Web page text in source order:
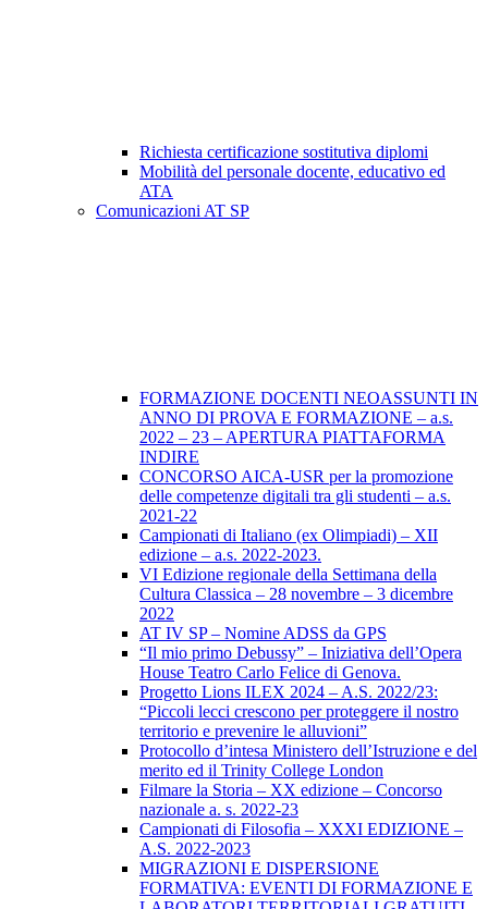
Richiesta certificazione sostitutiva diplomi
Mobilità del personale docente, educativo ed
ATA
Comunicazioni AT SP
FORMAZIONE DOCENTI NEOASSUNTI IN
ANNO DI PROVA E FORMAZIONE – a.s.
2022 – 23 – APERTURA PIATTAFORMA
INDIRE
CONCORSO AICA-USR per la promozione
delle competenze digitali tra gli studenti – a.s.
2021-22
Campionati di Italiano (ex Olimpiadi) – XII
edizione – a.s. 2022-2023.
VI Edizione regionale della Settimana della
Cultura Classica – 28 novembre – 3 dicembre
2022
AT IV SP – Nomine ADSS da GPS
“Il mio primo Debussy” – Iniziativa dell’Opera
House Teatro Carlo Felice di Genova.
Progetto Lions ILEX 2024 – A.S. 2022/23:
“Piccoli lecci crescono per proteggere il nostro
territorio e prevenire le alluvioni”
Protocollo d’intesa Ministero dell’Istruzione e del
merito ed il Trinity College London
Filmare la Storia – XX edizione – Concorso
nazionale a. s. 2022-23
Campionati di Filosofia – XXXI EDIZIONE –
A.S. 2022-2023
MIGRAZIONI E DISPERSIONE
FORMATIVA: EVENTI DI FORMAZIONE E